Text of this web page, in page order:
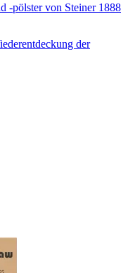
-pölster von Steiner 1888
der